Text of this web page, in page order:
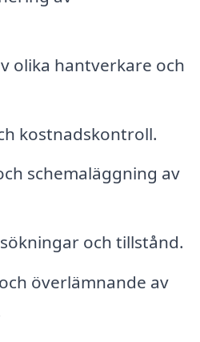
olika hantverkare och
kostnadskontroll.
schemaläggning av
och tillstånd.
överlämnande av